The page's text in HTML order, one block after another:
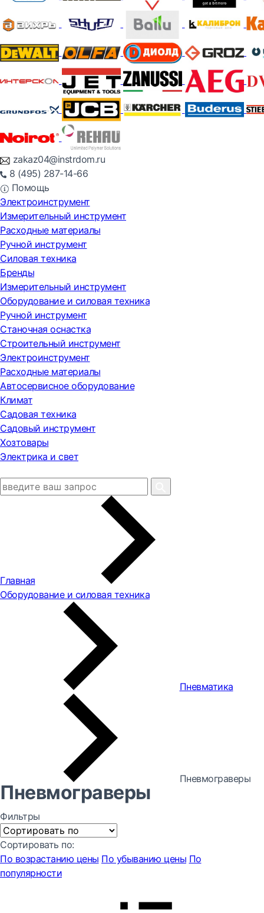
zakaz04@instrdom.ru
8 (495) 287-14-66
Помощь
Электроинструмент
Измерительный инструмент
Расходные материалы
Ручной инструмент
Силовая техника
Бренды
Измерительный инструмент
Оборудование и силовая техника
Ручной инструмент
Станочная оснастка
Строительный инструмент
Электроинструмент
Расходные материалы
Автосервисное оборудование
Климат
Садовая техника
Садовый инструмент
Хозтовары
Электрика и свет
Главная
Оборудование и силовая техника
Пневматика
Пневмограверы
Пневмограверы
Фильтры
Сортировать по:
По возрастанию цены По убыванию цены По
популярности